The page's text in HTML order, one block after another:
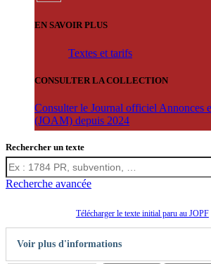
EN SAVOIR PLUS
Textes et tarifs
CONSULTER LA COLLECTION
Consulter le Journal officiel Annonces
(JOAM) depuis 2024
Rechercher un texte
Recherche avancée
Télécharger le texte initial paru au JOPF
Voir plus d'informations